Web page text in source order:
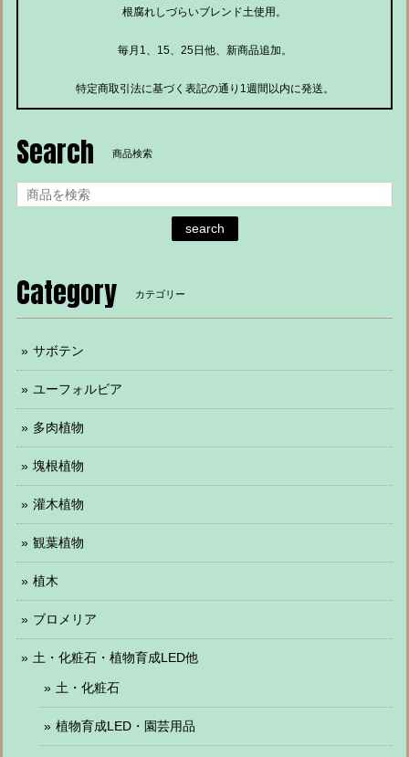
根腐れしづらいブレンド土使用。
毎月1、15、25日他、新商品追加。
特定商取引法に基づく表記の通り1週間以内に発送。
Search 商品検索
search
Category カテゴリー
サボテン
ユーフォルビア
多肉植物
塊根植物
灌木植物
観葉植物
植木
ブロメリア
土・化粧石・植物育成LED他
土・化粧石
植物育成LED・園芸用品